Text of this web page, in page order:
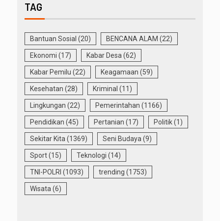
TAG
Bantuan Sosial (20) BENCANA ALAM (22)
Ekonomi (17) Kabar Desa (62)
Kabar Pemilu (22) Keagamaan (59)
Kesehatan (28) Kriminal (11)
Lingkungan (22) Pemerintahan (1166)
Pendidikan (45) Pertanian (17) Politik(1)
Sekitar Kita (1369) Seni Budaya (9)
Sport(15) Teknologi (14)
TNI-POLRI (1093) trending (1753)
Wisata (6)